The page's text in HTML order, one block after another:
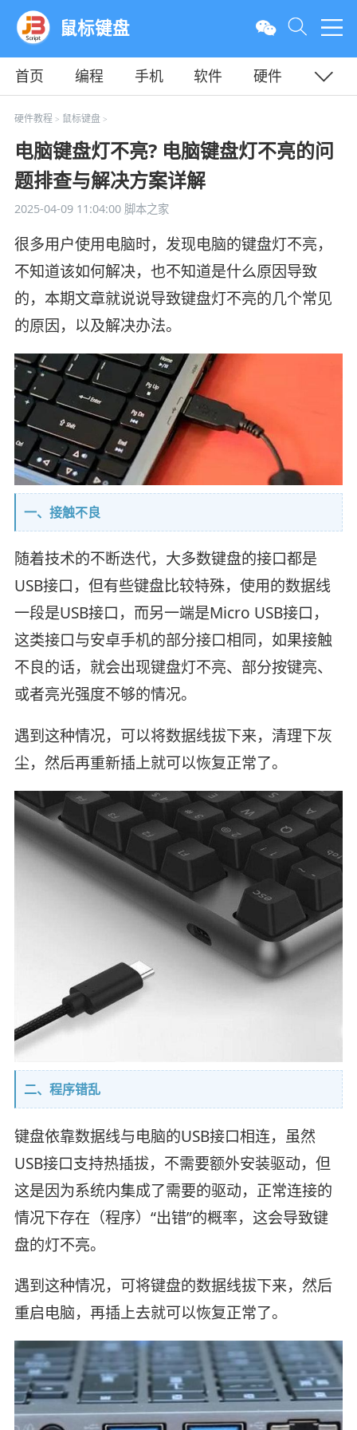
鼠标键盘
首页 编程 手机 软件
硬件
教程
平面
硬件教程 > 鼠标键盘>
电脑键盘灯不亮? 电脑键盘灯不亮的问
题排查与解决方案详解
2025-04-09 11:04:00脚本之家
很多用户使用电脑时，发现电脑的键盘灯不亮，
不知道该如何解决，也不知道是什么原因导致
的，本期文章就说说导致键盘灯不亮的几个常见
的原因，以及解决办法。
一、接触不良
随着技术的不断迭代，大多数键盘的接口都是
USB接口，但有些键盘比较特殊，使用的数据线
一段是USB接口，而另一端是Micro USB接口，
这类接口与安卓手机的部分接口相同，如果接触
不良的话，就会出现键盘灯不亮、部分按键亮、
或者亮光强度不够的情况。
遇到这种情况，可以将数据线拔下来，清理下灰
尘，然后再重新插上就可以恢复正常了。
二、程序错乱
键盘依靠数据线与电脑的USB接口相连，虽然
USB接口支持热插拔，不需要额外安装驱动，但
这是因为系统内集成了需要的驱动，正常连接的
情况下存在（程序）“出错”的概率，这会导致键
盘的灯不亮。
遇到这种情况，可将键盘的数据线拔下来，然后
重启电脑，再插上去就可以恢复正常了。